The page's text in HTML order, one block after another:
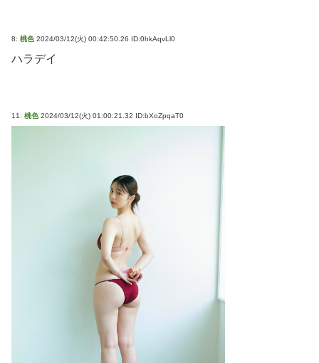
8: 桃色 2024/03/12(火) 00:42:50.26 ID:0hkAqvLl0
ハラデイ
11: 桃色 2024/03/12(火) 01:00:21.32 ID:bXoZpqaT0